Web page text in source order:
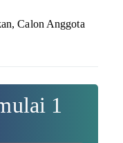
Calon Anggota
1